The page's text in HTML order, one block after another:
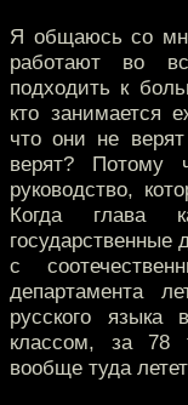
Я общаюсь со
работают во
подходить к
кто занимается
что они не
верят? Потому
руководство,
Когда глава
государственные
с
департамента
русского
классом, за 78
вообще туда